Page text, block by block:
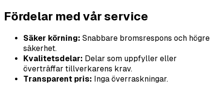
Fördelar med vår service
Säker körning: Snabbare bromsrespons och högre
säkerhet.
Kvalitetsdelar: Delar som uppfyller eller
överträffar tillverkarens krav.
Transparent pris: Inga överraskningar.